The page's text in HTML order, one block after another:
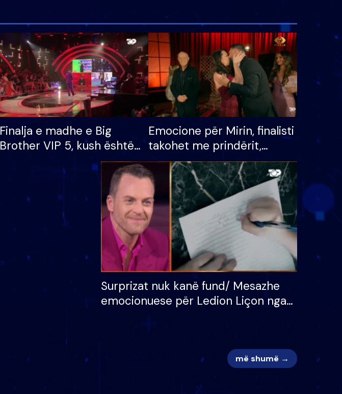
Finalja e madhe e Big
Brother VIP 5, kush është
banori i parë që lë shtëpinë
dhe humb mundësinë për
të fituar çmimin e madh
Emocione për Mirin, finalisti
takohet me prindërit,
vajzën dhe bashkëshorten:
S’kemi ndonjë letër divorci
apo jo?
Surprizat nuk kanë fund/ Mesazhe
emocionuese për Ledion Liçon nga
më shumë →